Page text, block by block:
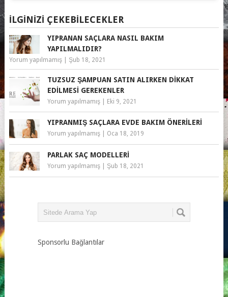
İLGINIZI ÇEKEBILECEKLER
YIPRANAN SAÇLARA NASIL BAKIM
YAPILMALIDIR?
Yorum yapılmamış| Şub 18, 2021
TUZSUZ ŞAMPUAN SATIN ALIRKEN DIKKAT
EDILMESI GEREKENLER
Yorum yapılmamış| Eki 9, 2021
YIPRANMIŞ SAÇLARA EVDE BAKIM ÖNERILERI
Yorum yapılmamış| Oca 18, 2019
PARLAK SAÇ MODELLERI
Yorum yapılmamış| Şub 18, 2021
Sponsorlu Bağlantılar